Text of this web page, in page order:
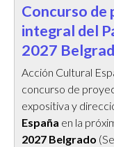
Concurso de
integral del
2027
Acción Cultural
concurso de
expositiva y
España en la
2027 Belgrado